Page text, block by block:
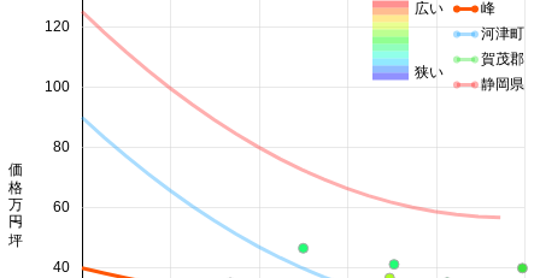
40
60
80
100
120
価格 万円/坪
峰
河津町
賀茂郡
静岡県
広い
狭い